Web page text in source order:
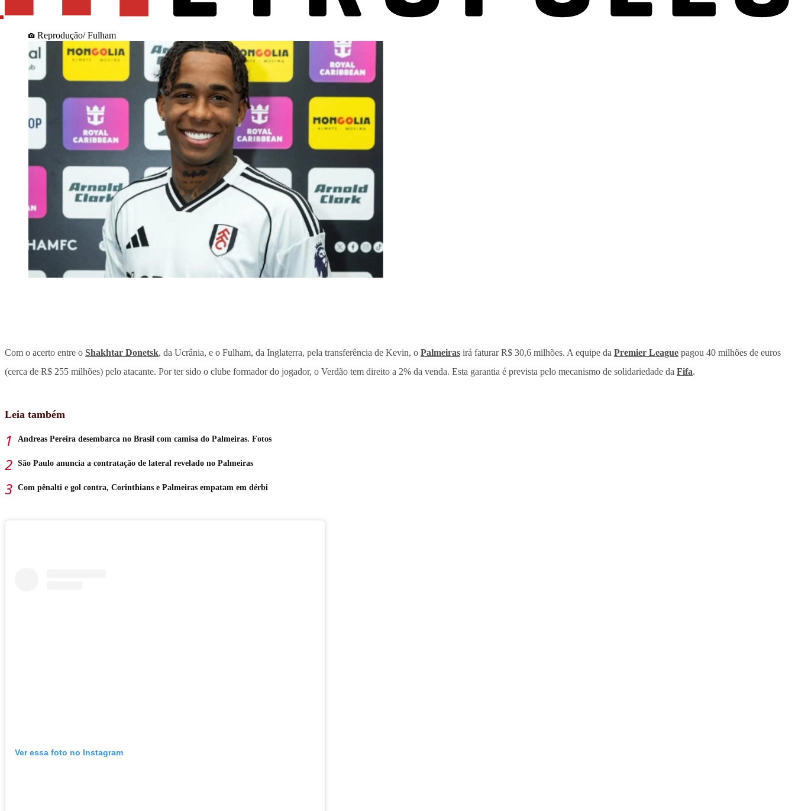
Reprodução/ Fulham
Com o acerto entre o Shakhtar Donetsk, da Ucrânia, e o Fulham, da Inglaterra, pela transferência de Kevin, o Palmeiras irá faturar R$ 30,6 milhões. A equipe da Premier League pagou 40 milhões de euros
(cerca de R$ 255 milhões) pelo atacante. Por ter sido o clube formador do jogador, o Verdão tem direito a 2% da venda. Esta garantia é prevista pelo mecanismo de solidariedade da Fifa.
Leia também
Andreas Pereira desembarca no Brasil com camisa do Palmeiras. Fotos
São Paulo anuncia a contratação de lateral revelado no Palmeiras
Com pênalti e gol contra, Corinthians e Palmeiras empatam em dérbi
Ver essa foto no Instagram